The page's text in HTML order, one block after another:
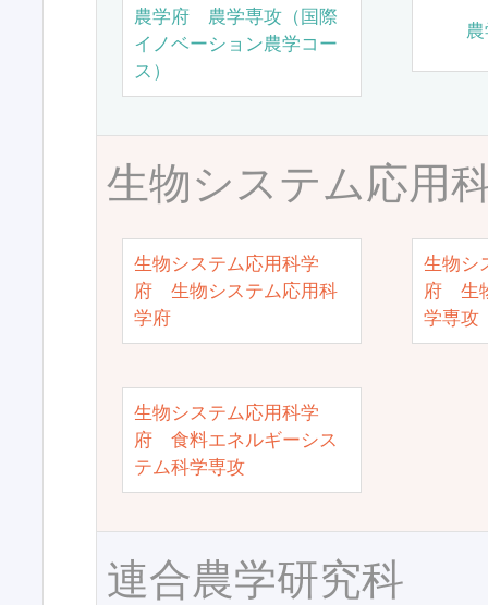
農学府 農学専攻（国際
イノベーション農学コー
ス）
生物システム応用
生物システム応用科学
府 生物システム応用科
学府
生物シ
府 生
学専攻
生物システム応用科学
府 食料エネルギーシス
テム科学専攻
連合農学研究科